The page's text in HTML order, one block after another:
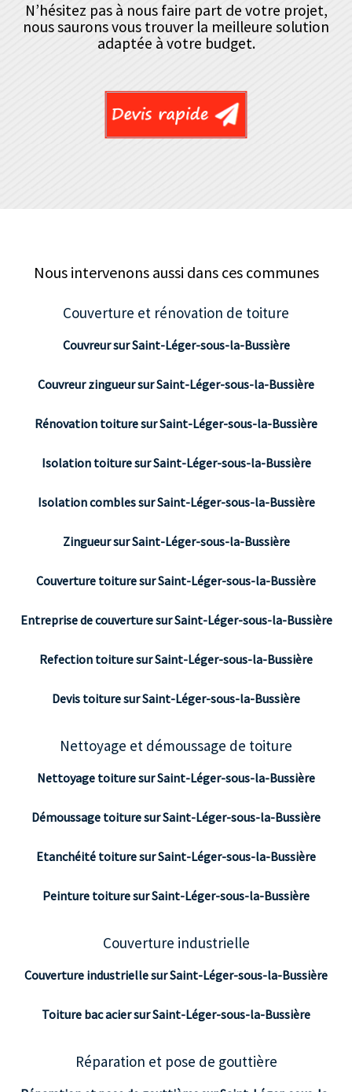
N’hésitez pas à nous faire part de votre projet,
nous saurons vous trouver la meilleure solution
adaptée à votre budget.
Nous intervenons aussi dans ces communes
Couverture et rénovation de toiture
Couvreur sur Saint-Léger-sous-la-Bussière
Couvreur zingueur sur Saint-Léger-sous-la-Bussière
Rénovation toiture sur Saint-Léger-sous-la-Bussière
Isolation toiture sur Saint-Léger-sous-la-Bussière
Isolation combles sur Saint-Léger-sous-la-Bussière
Zingueur sur Saint-Léger-sous-la-Bussière
Couverture toiture sur Saint-Léger-sous-la-Bussière
Entreprise de couverture sur Saint-Léger-sous-la-Bussière
Refection toiture sur Saint-Léger-sous-la-Bussière
Devis toiture sur Saint-Léger-sous-la-Bussière
Nettoyage et démoussage de toiture
Nettoyage toiture sur Saint-Léger-sous-la-Bussière
Démoussage toiture sur Saint-Léger-sous-la-Bussière
Etanchéité toiture sur Saint-Léger-sous-la-Bussière
Peinture toiture sur Saint-Léger-sous-la-Bussière
Couverture industrielle
Couverture industrielle sur Saint-Léger-sous-la-Bussière
Toiture bac acier sur Saint-Léger-sous-la-Bussière
Réparation et pose de gouttière